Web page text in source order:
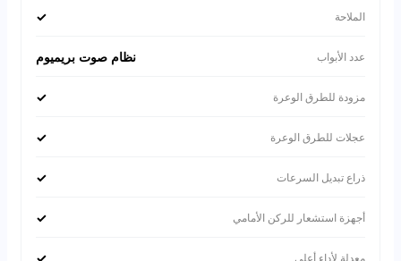
الملاحة ✓
عدد الأبواب نظام صوت بريميوم
مزودة للطرق الوعرة ✓
عجلات للطرق الوعرة ✓
ذراع تبديل السرعات ✓
أجهزة استشعار للركن الأمامي ✓
معدلة لأداء أعلى